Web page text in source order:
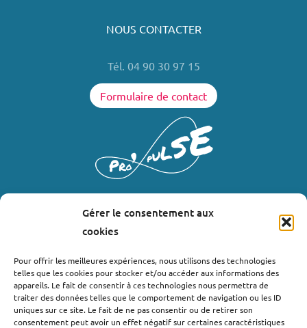
Gérer le consentement aux
cookies
Pour offrir les meilleures expériences, nous utilisons des technologies
telles que les cookies pour stocker et/ou accéder aux informations des
appareils. Le fait de consentir à ces technologies nous permettra de
traiter des données telles que le comportement de navigation ou les ID
uniques sur ce site. Le fait de ne pas consentir ou de retirer son
consentement peut avoir un effet négatif sur certaines caractéristiques
NOUS CONTACTER
Tél. 04 90 30 97 15
Formulaire de contact
Où nous trouver ?
Bollène
Nyons
Valréas